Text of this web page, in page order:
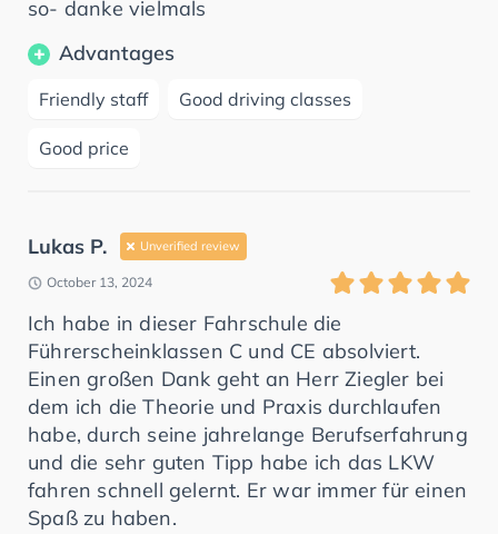
so- danke vielmals
Advantages
Friendly staff Good driving classes
Good price
Lukas P. Unverified review
October 13, 2024
Ich habe in dieser Fahrschule die
Führerscheinklassen C und CE absolviert.
Einen großen Dank geht an Herr Ziegler bei
dem ich die Theorie und Praxis durchlaufen
habe, durch seine jahrelange Berufserfahrung
und die sehr guten Tipp habe ich das LKW
fahren schnell gelernt. Er war immer für einen
Spaß zu haben.